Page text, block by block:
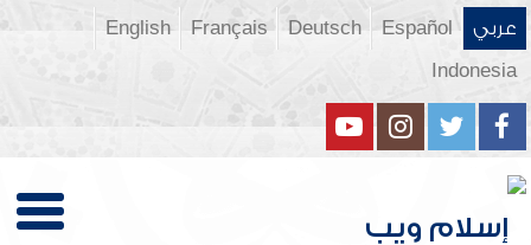
عربي Español
Deutsch
Français
English
Indonesia